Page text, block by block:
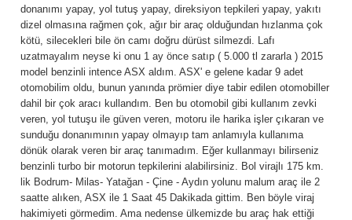
donanımı yapay, yol tutuş yapay, direksiyon tepkileri yapay, yakıtı
dizel olmasına rağmen çok, ağır bir araç olduğundan hızlanma çok
kötü, silecekleri bile ön camı doğru dürüst silmezdi. Lafı
uzatmayalım neyse ki onu 1 ay önce satıp ( 5.000 tl zararla ) 2015
model benzinli intence ASX aldım. ASX' e gelene kadar 9 adet
otomobilim oldu, bunun yanında prömier diye tabir edilen otomobiller
dahil bir çok aracı kullandım. Ben bu otomobil gibi kullanım zevki
veren, yol tutuşu ile güven veren, motoru ile harika işler çıkaran ve
sunduğu donanımının yapay olmayıp tam anlamıyla kullanıma
dönük olarak veren bir araç tanımadım. Eğer kullanmayı bilirseniz
benzinli turbo bir motorun tepkilerini alabilirsiniz. Bol virajlı 175 km.
lik Bodrum- Milas- Yatağan - Çine - Aydın yolunu malum araç ile 2
saatte alıken, ASX ile 1 Saat 45 Dakikada gittim. Ben böyle viraj
hakimiyeti görmedim. Ama nedense ülkemizde bu araç hak ettiği